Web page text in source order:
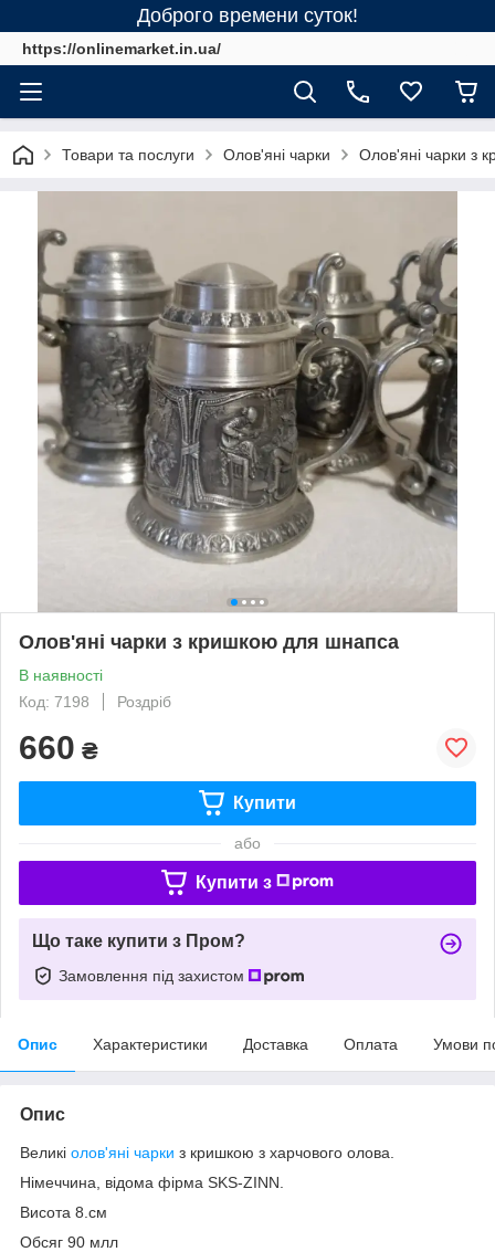
Доброго времени суток!
https://onlinemarket.in.ua/
Товари та послуги Олов'яні чарки Олов'яні чарки з
Олов'яні чарки з кришкою для шнапса
В наявності
Код: 7198
Роздріб
660 ₴
Купити
або
Купити з
Що таке купити з Пром?
Замовлення під захистом
Опис Характеристики Доставка Оплата Умови
Опис
Великі олов'яні чарки з кришкою з харчового олова.
Німеччина, відома фірма SKS-ZINN.
Висота 8.см
Обсяг 90 млл